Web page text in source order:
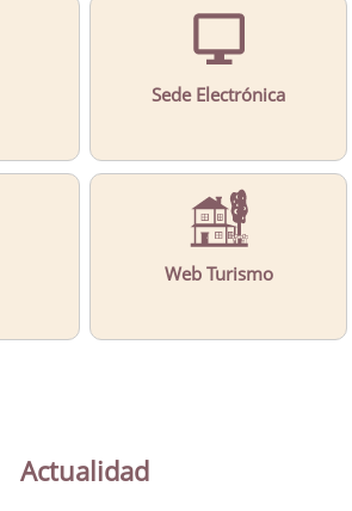
Sede Electrónica
Web Turismo
Actualidad